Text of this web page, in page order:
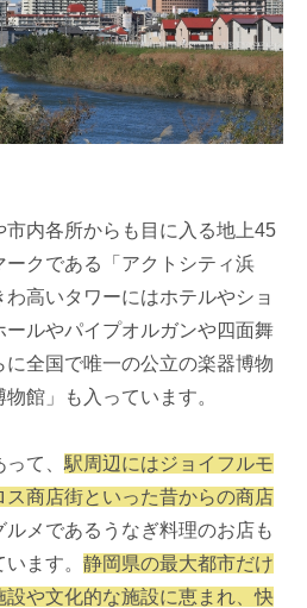
内各所からも目に入る地上45
ークである「アクトシティ浜
高いタワーにはホテルやショ
ールやパイプオルガンや四面舞
全国で唯一の公立の楽器博物
館」も入っています。
て、 駅周辺にはジョイフルモ
商店街といった昔からの商店
ルメであるうなぎ料理のお店も
ます。 静岡県の最大都市だけ
や文化的な施設に恵まれ、快